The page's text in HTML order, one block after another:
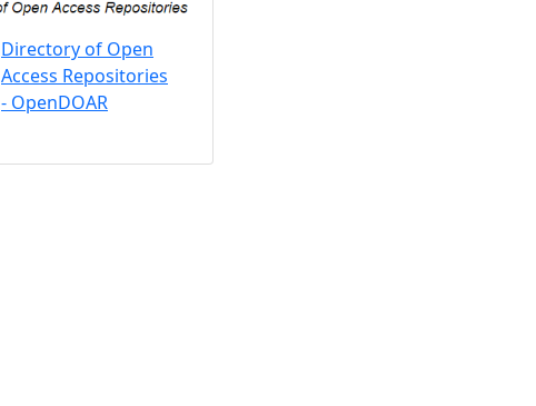
Directory of Open
Access Repositories
- OpenDOAR